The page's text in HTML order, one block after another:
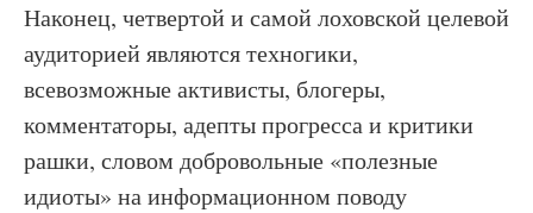
Наконец, четвертой и самой лоховской целевой
аудиторией являются техногики,
всевозможные активисты, блогеры,
комментаторы, адепты прогресса и критики
рашки, словом добровольные «полезные
идиоты» на информационном поводу